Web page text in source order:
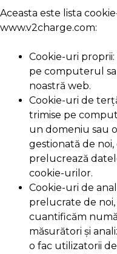
Aceasta este lista
www.v2charge.com:
Cookie-uri
pe computerul
noastră web.
Cookie-uri de
trimise pe
un domeniu sau
gestionată de
prelucrează
cookie-urilor.
Cookie-uri de
prelucrate de
cuantificăm
măsurători și
o fac utilizatorii